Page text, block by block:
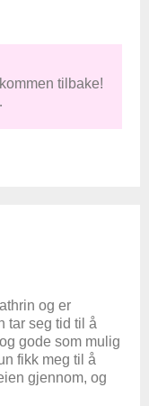
tilbake!
og er
tar seg tid til å
gode som mulig
fikk meg til å
gjennom, og